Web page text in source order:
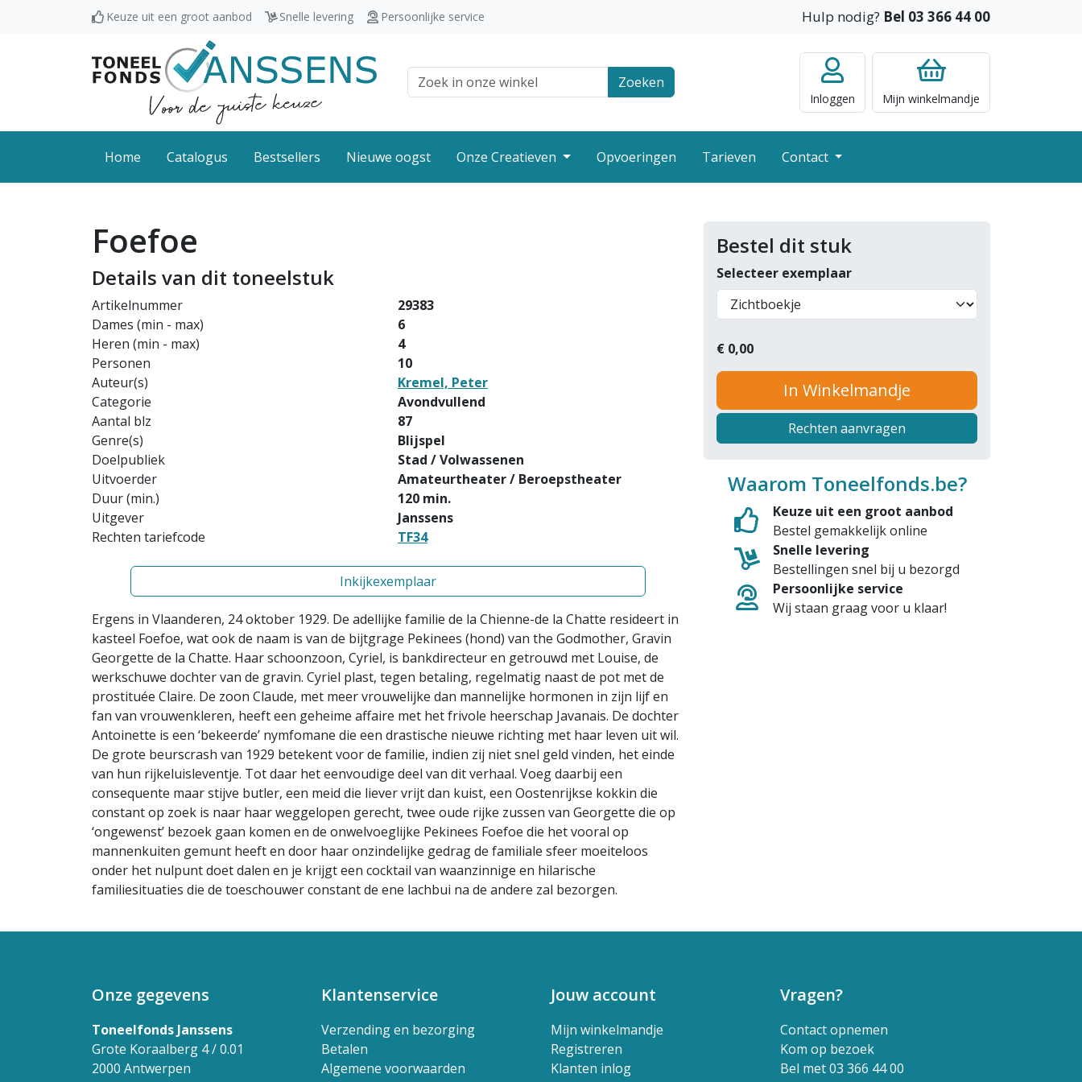
Keuze uit een groot aanbod Snelle levering Persoonlijke service Hulp nodig? Bel 03 366 44 00
Zoek veld Zoeken
Inloggen Mijn winkelmandje
Home Catalogus Bestsellers Nieuwe oogst Onze Creatieven Opvoeringen Tarieven Contact
Foefoe
Details van dit toneelstuk
Artikelnummer
29383
Dames (min - max)
6
Heren (min - max)
4
Personen
10
Auteur(s)
Kremel, Peter
Categorie
Avondvullend
Aantal blz
87
Genre(s)
Blijspel
Doelpubliek
Stad / Volwassenen
Uitvoerder
Amateurtheater / Beroepstheater
Duur (min.)
120 min.
Uitgever
Janssens
Rechten tariefcode
TF34
Inkijkexemplaar
Ergens in Vlaanderen, 24 oktober 1929. De adellijke familie de la Chienne-de la Chatte resideert in
kasteel Foefoe, wat ook de naam is van de bijtgrage Pekinees (hond) van the Godmother, Gravin
Georgette de la Chatte. Haar schoonzoon, Cyriel, is bankdirecteur en getrouwd met Louise, de
werkschuwe dochter van de gravin. Cyriel plast, tegen betaling, regelmatig naast de pot met de
prostituée Claire. De zoon Claude, met meer vrouwelijke dan mannelijke hormonen in zijn lijf en
fan van vrouwenkleren, heeft een geheime affaire met het frivole heerschap Javanais. De dochter
Antoinette is een ‘bekeerde’ nymfomane die een drastische nieuwe richting met haar leven uit wil.
De grote beurscrash van 1929 betekent voor de familie, indien zij niet snel geld vinden, het einde
van hun rijkeluisleventje. Tot daar het eenvoudige deel van dit verhaal. Voeg daarbij een
consequente maar stijve butler, een meid die liever vrijt dan kuist, een Oostenrijkse kokkin die
constant op zoek is naar haar weggelopen gerecht, twee oude rijke zussen van Georgette die op
‘ongewenst’ bezoek gaan komen en de onwelvoeglijke Pekinees Foefoe die het vooral op
mannenkuiten gemunt heeft en door haar onzindelijke gedrag de familiale sfeer moeiteloos
onder het nulpunt doet dalen en je krijgt een cocktail van waanzinnige en hilarische
familiesituaties die de toeschouwer constant de ene lachbui na de andere zal bezorgen.
Bestel dit stuk
Selecteer exemplaar
€ 0,00
In Winkelmandje
Rechten aanvragen
Waarom Toneelfonds.be?
Keuze uit een groot aanbod
Bestel gemakkelijk online
Snelle levering
Bestellingen snel bij u bezorgd
Persoonlijke service
Wij staan graag voor u klaar!
Onze gegevens
Toneelfonds Janssens
Grote Koraalberg 4 / 0.01
2000 Antwerpen
Klantenservice
Verzending en bezorging
Betalen
Algemene voorwaarden
Jouw account
Mijn winkelmandje
Registreren
Klanten inlog
Vragen?
Contact opnemen
Kom op bezoek
Bel met 03 366 44 00